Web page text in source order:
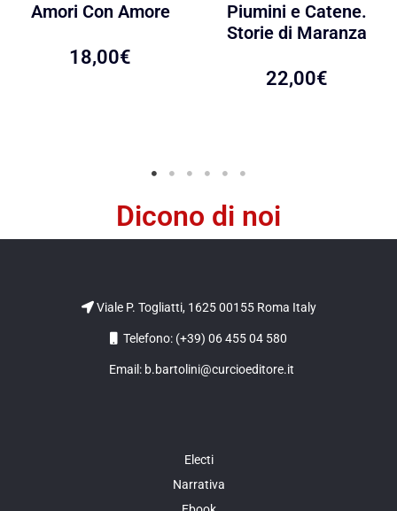
Amori Con Amore
18,00€
Piumini e Catene.
Storie di Maranza
22,00€
Dicono di noi
Viale P. Togliatti, 1625 00155 Roma Italy
Telefono: (+39) 06 455 04 580
Email: b.bartolini@curcioeditore.it
Electi
Narrativa